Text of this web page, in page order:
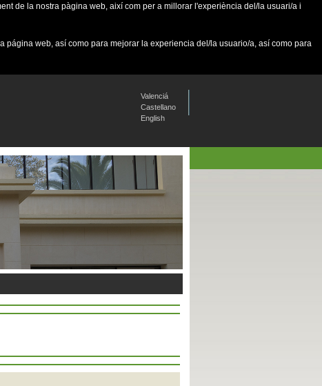
de la nostra pàgina web, així com per a millorar l'experiència del/la usuari/a i
web, así como para mejorar la experiencia del/la usuario/a, así como para
Valenciá
Castellano
English